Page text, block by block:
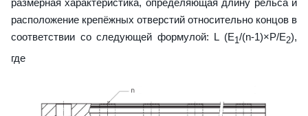
размерная характеристика, определяющая длину рельса и
расположение крепёжных отверстий относительно концов в
соответствии со следующей формулой: L (E1/(n-1)×P/E2),
где